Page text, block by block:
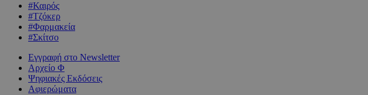
#Καιρός
#Τζόκερ
#Φαρμακεία
#Σκίτσο
Εγγραφή στο Newsletter
Αρχείο Φ
Ψηφιακές Εκδόσεις
Αφιερώματα